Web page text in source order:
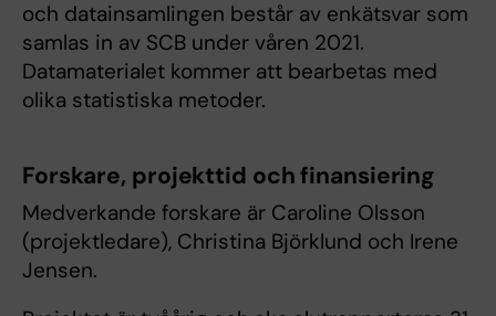
och datainsamlingen består av enkätsvar som
samlas in av SCB under våren 2021.
Datamaterialet kommer att bearbetas med
olika statistiska metoder.
Forskare, projekttid och finansiering
Medverkande forskare är Caroline Olsson
(projektledare), Christina Björklund och Irene
Jensen.